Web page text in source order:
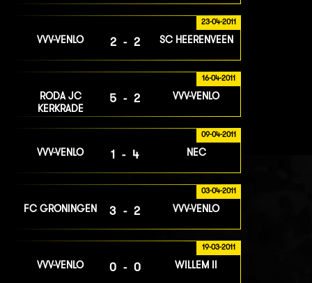
23-04-2011
VVV-VENLO 2-2 SC HEERENVEEN
16-04-2011
RODA JC
KERKRADE
5-2 VVV-VENLO
09-04-2011
VVV-VENLO 1-4 NEC
03-04-2011
FC GRONINGEN 3-2 VVV-VENLO
19-03-2011
VVV-VENLO 0-0 WILLEM II